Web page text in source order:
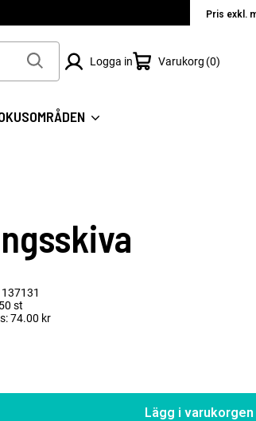
Pris exkl.
Logga in Varukorg 0
st
74.00 kr
Lägg i varukorgen